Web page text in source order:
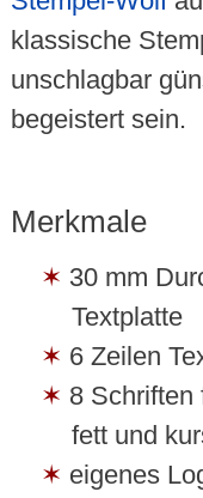
klassische
unschlagbar
begeistert sein.
Merkmale
30 mm
Textplatte
6 Zeilen
8 Schriften
fett und
eigenes